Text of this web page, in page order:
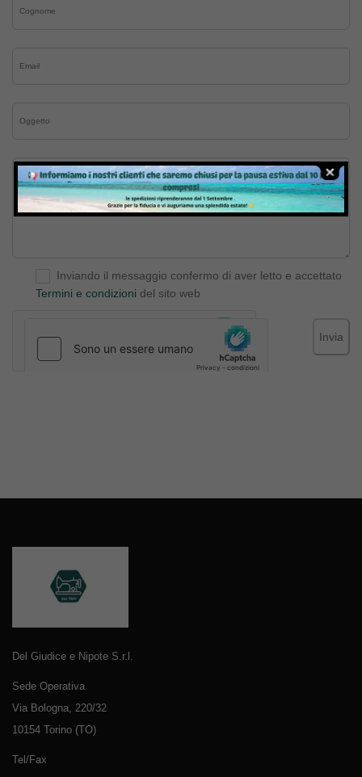
Inviando il messaggio confermo di aver letto e accettato
Termini e condizioni del sito web
Invia
Del Giudice e Nipote S.r.l.
Sede Operativa
Via Bologna, 220/32
10154 Torino (TO)
Tel/Fax